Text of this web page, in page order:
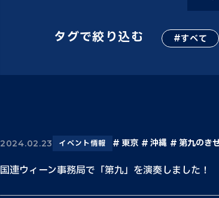
タグで絞り込む すべて
2024.02.23 イベント情報 東京 沖縄 第九のき
国連ウィーン事務局で「第九」を演奏しました！